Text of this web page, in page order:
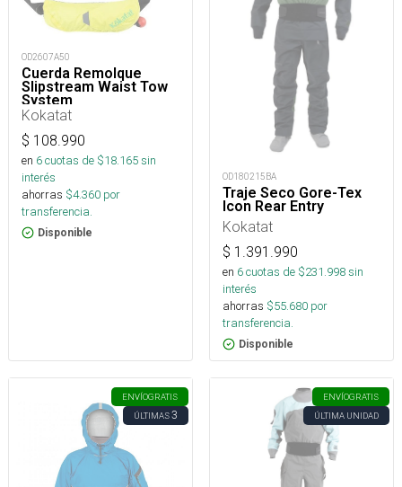
OD2607A50
Cuerda Remolque
Slipstream Waist Tow
System
Kokatat
$ 108.990
en 6cuotas de $18.165sin
interés
ahorras $4.360 por
transferencia.
Disponible
OD180215BA
Traje Seco Gore-Tex
Icon Rear Entry
Kokatat
$ 1.391.990
en 6cuotas de $231.998sin
interés
ahorras $55.680 por
transferencia.
Disponible
ENVÍOGRATIS
ÚLTIMAS3
ENVÍOGRATIS
ÚLTIMA UNIDAD